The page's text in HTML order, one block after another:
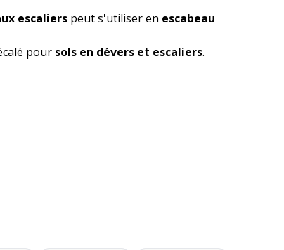
escaliers peut s'utiliser en escabeau
pour sols en dévers et escaliers.